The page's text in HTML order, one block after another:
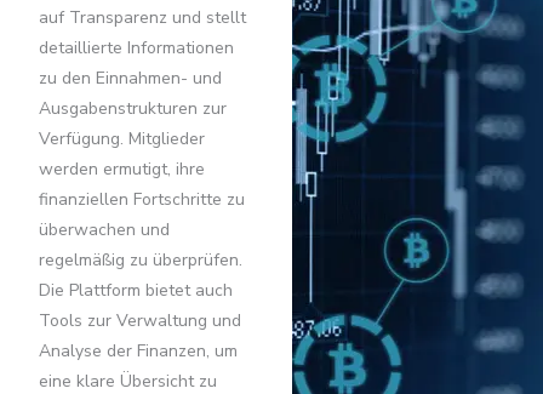
auf Transparenz und stellt
detaillierte Informationen
zu den Einnahmen- und
Ausgabenstrukturen zur
Verfügung. Mitglieder
werden ermutigt, ihre
finanziellen Fortschritte zu
überwachen und
regelmäßig zu überprüfen.
Die Plattform bietet auch
Tools zur Verwaltung und
Analyse der Finanzen, um
eine klare Übersicht zu